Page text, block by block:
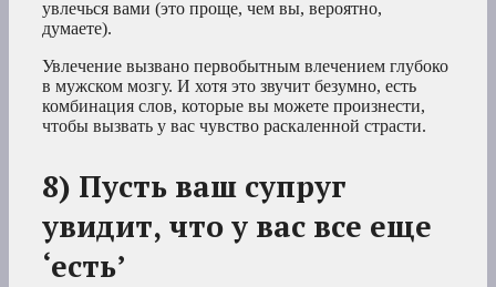
увлечься вами (это проще, чем вы, вероятно,
думаете).
Увлечение вызвано первобытным влечением глубоко
в мужском мозгу. И хотя это звучит безумно, есть
комбинация слов, которые вы можете произнести,
чтобы вызвать у вас чувство раскаленной страсти.
8) Пусть ваш супруг
увидит, что у вас все еще
‘есть’